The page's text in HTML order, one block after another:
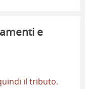
e
il tributo.